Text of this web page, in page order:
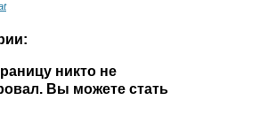
никто не
Вы можете стать